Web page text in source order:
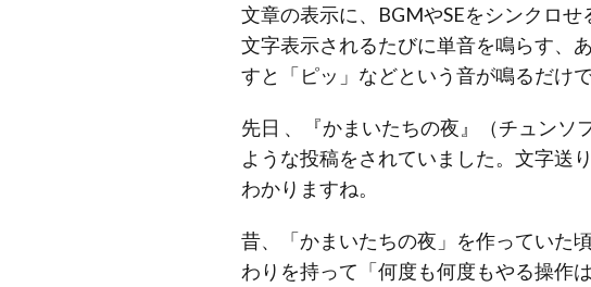
文章の表示に、BGMやSEをシンクロ
文字表示されるたびに単音を鳴らす、
すと「ピッ」などという音が鳴るだけ
先日 、『かまいたちの夜』（チュン
ような投稿をされていました。文字送
わかりますね。
昔、「かまいたちの夜」を作っていた
わりを持って「何度も何度もやる操作